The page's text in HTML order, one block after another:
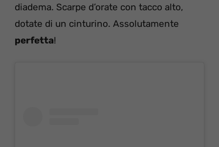
diadema. Scarpe d’orate con tacco alto,
dotate di un cinturino. Assolutamente
perfetta!